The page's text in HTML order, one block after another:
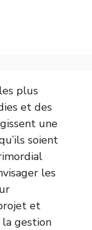
plus
et des
une
soient
les
et
la gestion